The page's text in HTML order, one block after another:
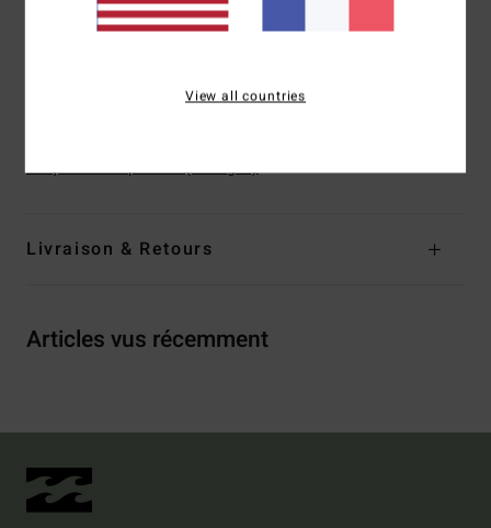
Fermeture :fermeture fixe
[Matière principale] 84% polyester recyclé,
Traçabilité du produit (Loi Agec)
Livraison & Retours
Articles vus récemment
View all countries